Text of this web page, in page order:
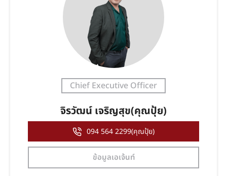
Chief Executive Officer
จิรวัฒน์ เจริญสุข(คุณปุ้ย)
094 564 2299(คุณปุ้ย)
ข้อมูลเอเจ้นท์